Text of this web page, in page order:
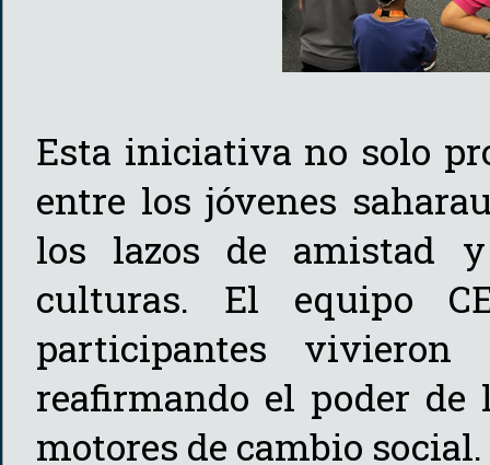
Esta iniciativa no solo
entre los jóvenes
los lazos de amistad y
culturas. El equipo
participantes vivieron
reafirmando el poder
motores de cambio social.